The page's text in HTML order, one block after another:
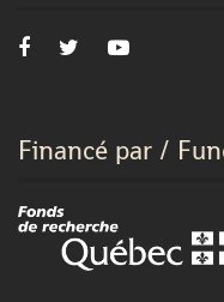
Financé par /